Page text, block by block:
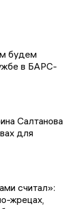
будем
в БАРС-
Салтанова
для
считал»:
жрецах,